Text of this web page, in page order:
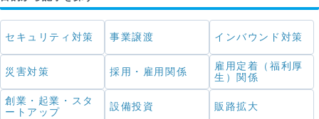
セキュリティ対策 事業譲渡 インバウンド対策
災害対策 採用・雇用関係
雇用定着（福利厚
生）関係
創業・起業・スタ
ートアップ
設備投資 販路拡大